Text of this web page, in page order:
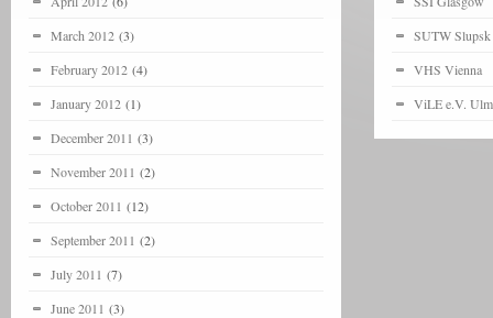
March 2012 (3)
February 2012 (4)
January 2012 (1)
December 2011 (3)
November 2011 (2)
October 2011 (12)
September 2011 (2)
July 2011 (7)
June 2011 (3)
SUTW Slupsk
VHS Vienna
ViLE e.V. Ulm